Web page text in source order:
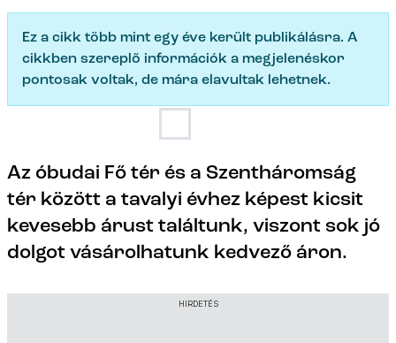
Ez a cikk több mint egy éve került publikálásra. A
cikkben szereplő információk a megjelenéskor
pontosak voltak, de mára elavultak lehetnek.
Az óbudai Fő tér és a Szentháromság
tér között a tavalyi évhez képest kicsit
kevesebb árust találtunk, viszont sok jó
dolgot vásárolhatunk kedvező áron.
HIRDETÉS